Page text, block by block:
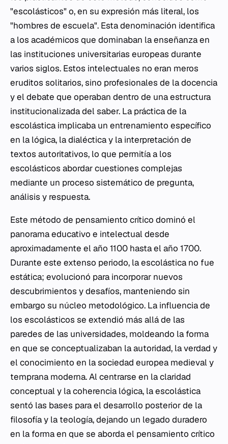
"escolásticos" o, en su expresión más literal, los
"hombres de escuela". Esta denominación identifica
a los académicos que dominaban la enseñanza en
las instituciones universitarias europeas durante
varios siglos. Estos intelectuales no eran meros
eruditos solitarios, sino profesionales de la docencia
y el debate que operaban dentro de una estructura
institucionalizada del saber. La práctica de la
escolástica implicaba un entrenamiento específico
en la lógica, la dialéctica y la interpretación de
textos autoritativos, lo que permitía a los
escolásticos abordar cuestiones complejas
mediante un proceso sistemático de pregunta,
análisis y respuesta.
Este método de pensamiento crítico dominó el
panorama educativo e intelectual desde
aproximadamente el año 1100 hasta el año 1700.
Durante este extenso periodo, la escolástica no fue
estática; evolucionó para incorporar nuevos
descubrimientos y desafíos, manteniendo sin
embargo su núcleo metodológico. La influencia de
los escolásticos se extendió más allá de las
paredes de las universidades, moldeando la forma
en que se conceptualizaban la autoridad, la verdad y
el conocimiento en la sociedad europea medieval y
temprana moderna. Al centrarse en la claridad
conceptual y la coherencia lógica, la escolástica
sentó las bases para el desarrollo posterior de la
filosofía y la teología, dejando un legado duradero
en la forma en que se aborda el pensamiento crítico